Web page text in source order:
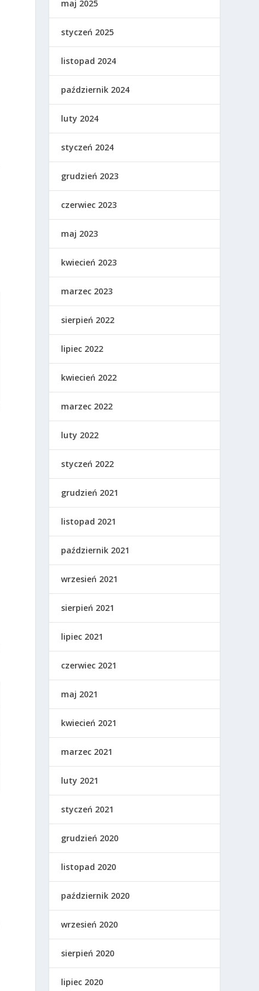
maj 2025
styczeń 2025
listopad 2024
październik 2024
luty 2024
styczeń 2024
grudzień 2023
czerwiec 2023
maj 2023
kwiecień 2023
marzec 2023
sierpień 2022
lipiec 2022
kwiecień 2022
marzec 2022
luty 2022
styczeń 2022
grudzień 2021
listopad 2021
październik 2021
wrzesień 2021
sierpień 2021
lipiec 2021
czerwiec 2021
maj 2021
kwiecień 2021
marzec 2021
luty 2021
styczeń 2021
grudzień 2020
listopad 2020
październik 2020
wrzesień 2020
sierpień 2020
lipiec 2020